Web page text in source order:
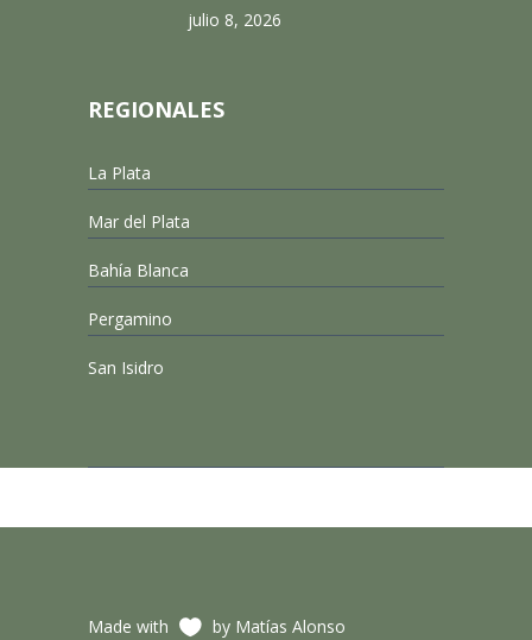
julio 8, 2026
REGIONALES
La Plata
Mar del Plata
Bahía Blanca
Pergamino
San Isidro
Made with by Matías Alonso